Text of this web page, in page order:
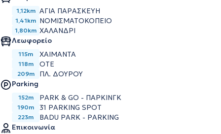
1,12km ΑΓΙΑ ΠΑΡΑΣΚΕΥΗ
1,41km ΝΟΜΙΣΜΑΤΟΚΟΠΕΙΟ
1,80km ΧΑΛΑΝΔΡΙ
Λεωφορείο
115m ΧΑΙΜΑΝΤΑ
118m ΟΤΕ
209m
ΠΛ. ΔΟΥΡΟΥ
Parking
152m PARK & GO - ΠΑΡΚΙΝΓΚ
190m 31 PARKING SPOT
223m
BADU PARK - PARKING
Επικοινωνία